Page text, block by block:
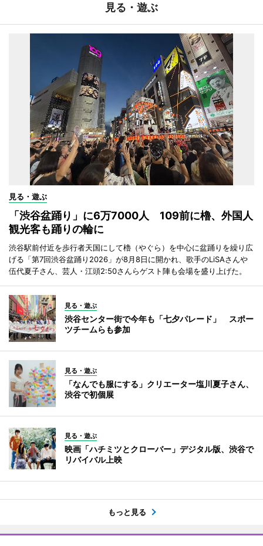
見る・遊ぶ
見る・遊ぶ
「渋谷盆踊り」に6万7000人 109前に櫓、外国人
観光客も踊りの輪に
渋谷駅前付近を歩行者天国にして櫓（やぐら）を中心に盆踊りを繰り広
げる「第7回渋谷盆踊り2026」が8月8日に開かれ、歌手のLiSAさんや
伍代夏子さん、芸人・江頭2:50さんらゲスト陣も会場を盛り上げた。
見る・遊ぶ
渋谷センター街で今年も「七夕パレード」 スポー
ツチームらも参加
見る・遊ぶ
「なんでも服にする」クリエーター塩川夏子さん、
渋谷で初個展
見る・遊ぶ
映画「ハチミツとクローバー」デジタル版、渋谷で
リバイバル上映
もっと見る